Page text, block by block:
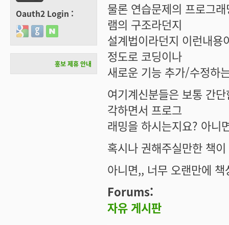
물론 연습문제의 프로그
램의 구조라던지
설계법이라던지 이런내
정도로 코딩이나
새로운 기능 추가/수정하
여기계신분들은 보통 간
각하면서 프로그
래밍을 하시는지요? 아니
혹시나 권해주실만한 책
아니면,, 너무 오랜만에
Forums:
자유 게시판
Oauth2 Login :
Login with Google
Login with GitHub
Login with Naver
홍보 제휴 안내